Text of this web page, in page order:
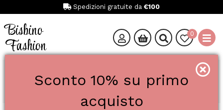
Spedizioni gratuite da €100
Sconto 10% su primo
acquisto
0
Bisbino
Fashion
SUN68 ART. Z36202 SNEAKER DONNA
SUN68 ART. Z36202 SNEAKER DONNA